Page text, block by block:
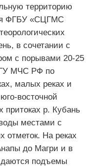
территорию
ФГБУ «СЦГМС
в сочетании с
с порывами 20-25
ГУ МЧС РФ по
малых реках и
восточной
притоках р. Кубань
местами с
отметок. На реках
до Магри и в
подъемы